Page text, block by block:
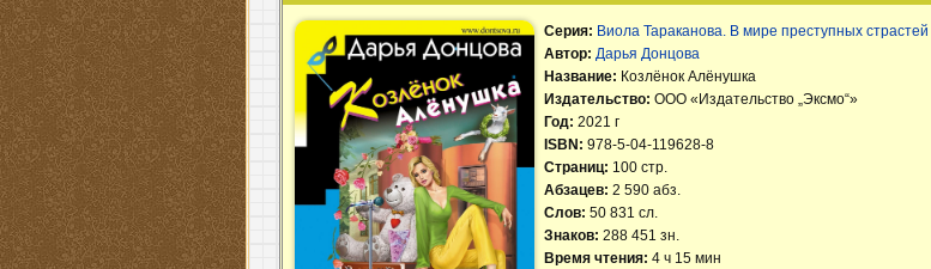
Серия: Виола Тараканова. В мире преступных страстей
Автор:Дарья Донцова
Название: Козлёнок Алёнушка
Издательство:ООО «Издательство „Эксмо“»
Год:2021 г
ISBN:978-5-04-119628-8
Страниц: 100 стр.
Абзацев:2 590 абз.
Слов:50 831 сл.
Знаков:288 451 зн.
Время чтения:4 ч 15 мин